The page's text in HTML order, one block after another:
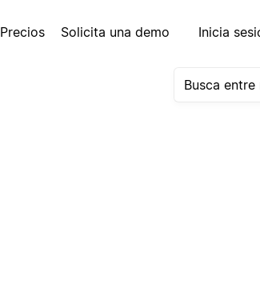
Precios Solicita una demo Inicia